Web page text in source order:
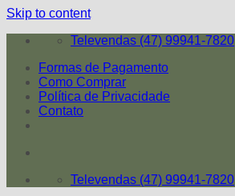
Skip to content
Televendas (47) 99941-7820
Formas de Pagamento
Como Comprar
Política de Privacidade
Contato
Televendas (47) 99941-7820